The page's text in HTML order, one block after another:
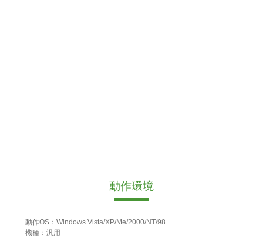
動作環境
動作OS：Windows Vista/XP/Me/2000/NT/98
機種：汎用